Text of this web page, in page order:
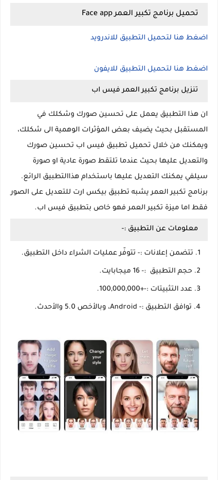
تحميل برنامج تكبير العمر Face app
اضغط هنا لتحميل التطبيق للاندرويد
اضغط هنا لتحميل التطبيق للايفون
تنزيل برنامج تكبير العمر فيس اب
ان هذا التطبيق يعمل على تحسين صورك وشكلك في
المستقبل بحيث يضيف بعض المؤثرات الوهمية الى شكلك،
ويمكنك من خلال تحميل تطبيق فيس اب تحسين صورك
والتعديل عليها بحيث عندما تلتقط صورة عادية او صورة
سيلفي يمكنك التعديل عليها باستخدام هذاالتطبيق الرائع.
برنامج تكبير العمر يشبه تطبيق بيكس ارت للتعديل على الصور
فقط اما ميزة تكبير العمر فهو خاص بتطبيق فيس اب.
معلومات عن التطبيق :-
تتضمن إعلانات :- تتوفّر عمليات الشراء داخل التطبيق.
حجم التطبيق :- 16 ميجابايت.
عدد التثبيتات :-+100,000,000.
توافق التطبيق :- Android، وبالأخص 5.0 والأحدث.